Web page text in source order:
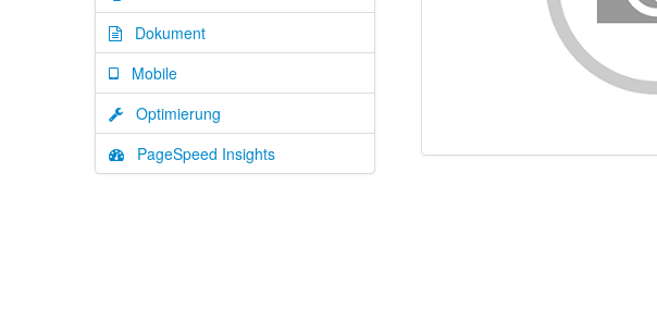
Dokument
Mobile
Optimierung
PageSpeed Insights